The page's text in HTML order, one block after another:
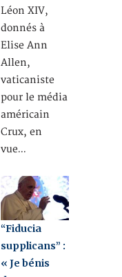
Léon XIV,
donnés à
Elise Ann
Allen,
vaticaniste
pour le média
américain
Crux, en
vue…
“Fiducia
supplicans” :
« Je bénis